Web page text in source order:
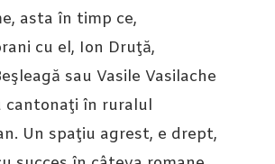
asta în timp ce,
cu el, Ion Druţă,
sau Vasile Vasilache
cantonaţi în ruralul
Un spaţiu agrest, e drept,